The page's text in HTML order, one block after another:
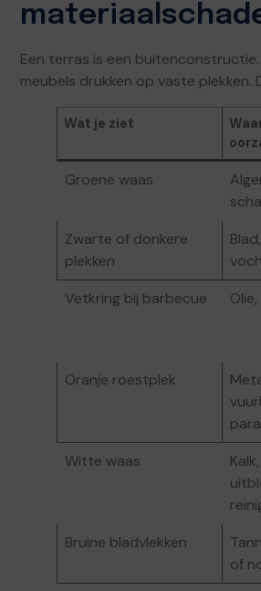
Een terras is een
meubels drukken op vaste
Wat je ziet
Groene waas
Zwarte of donkere
plekken
Vetkring bij barbecue
Oranje roestplek
Witte waas
Bruine bladvlekken
of